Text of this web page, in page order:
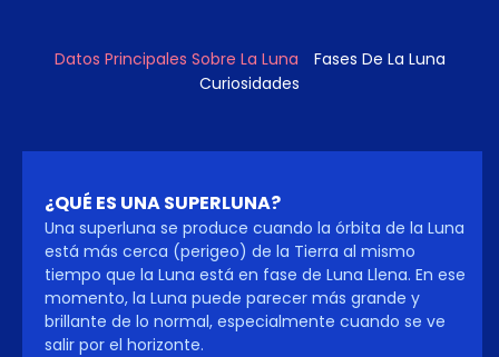
Datos Principales Sobre La Luna
Fases De La Luna
Curiosidades
¿QUÉ ES UNA SUPERLUNA?
Una superluna se produce cuando la órbita de la Luna
está más cerca (perigeo) de la Tierra al mismo
tiempo que la Luna está en fase de Luna Llena. En ese
momento, la Luna puede parecer más grande y
brillante de lo normal, especialmente cuando se ve
salir por el horizonte.